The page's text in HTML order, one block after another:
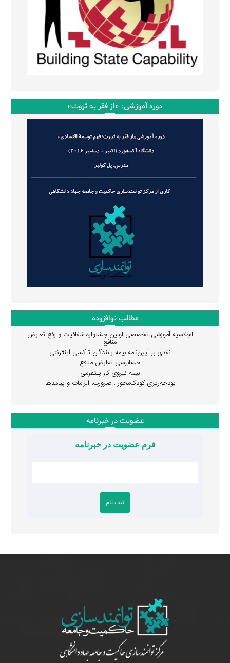
دوره آموزشی: «از فقر به ثروت»
مطالب نوافزوده
اجلاسیه آموزشی تخصصی اولین جشنواره شفافیت و رفع تعارض
منافع
نقدی بر آیین‌نامه بیمه رانندگان تاکسی اینترنتی
حسابرسی تعارض منافع
بیمه نیروی کار پلتفرمی
بودجه‌ریزی کودک‌محور : ضرورت، الزامات و پیامدها
عضویت در خبرنامه
فرم عضویت در خبرنامه